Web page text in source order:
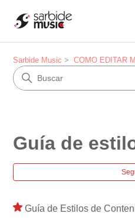
Sarbide Music COMO EDITAR
Guía de
Guía de Estilos de